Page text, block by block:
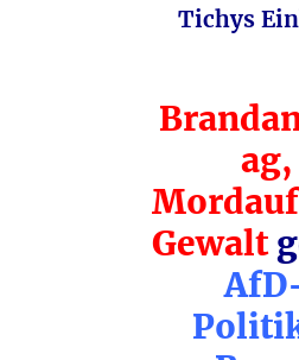
Tichys
ag,
Gewalt